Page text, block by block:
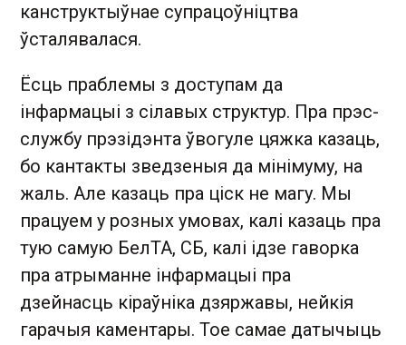
канструктыўнае супрацоўніцтва
ўсталявалася.
Ёсць праблемы з доступам да
інфармацыі з сілавых структур. Пра прэс-
службу прэзідэнта ўвогуле цяжка казаць,
бо кантакты зведзеныя да мінімуму, на
жаль. Але казаць пра ціск не магу. Мы
працуем у розных умовах, калі казаць пра
тую самую БелТА, СБ, калі ідзе гаворка
пра атрыманне інфармацыі пра
дзейнасць кіраўніка дзяржавы, нейкія
гарачыя каментары. Тое самае датычыць